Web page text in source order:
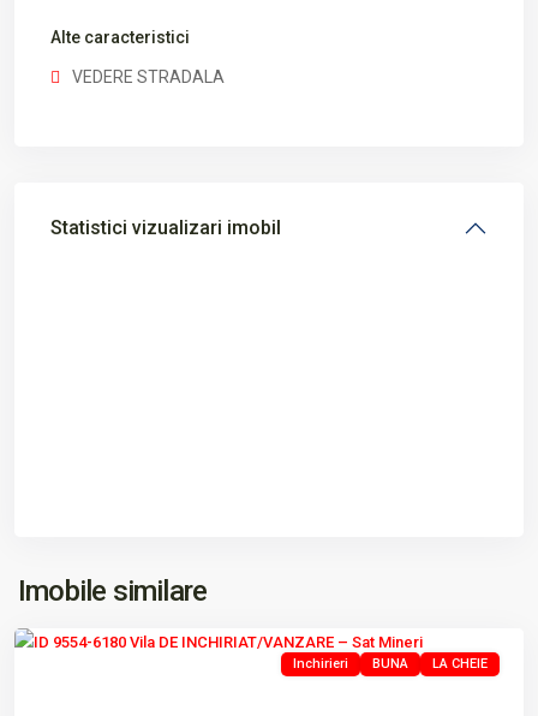
Alte caracteristici
VEDERE STRADALA
Statistici vizualizari imobil
Imobile similare
Mineri
Inchirieri BUNA LA CHEIE